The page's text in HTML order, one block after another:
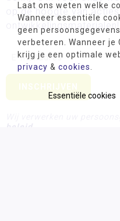
Laat ons weten welke
Wanneer essentiële
geen
verbeteren. Wanneer je
krijg je een optimale
privacy & cookies
Essentiële cookies
op de hoogte van
ontwikkelingsmaterialen!